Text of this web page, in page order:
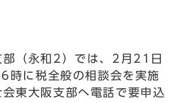
（永和2）では、2月21日
時に税全般の相談会を実施
東大阪支部へ電話で要申込